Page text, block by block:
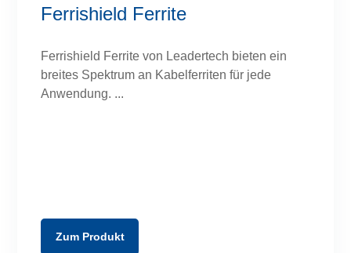
Ferrishield Ferrite
Ferrishield Ferrite von Leadertech bieten ein
breites Spektrum an Kabelferriten für jede
Anwendung.
Zum Produkt